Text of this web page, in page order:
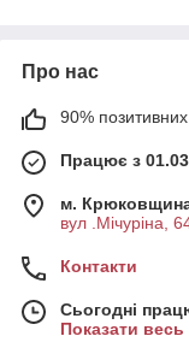
Про нас
90% позитивних
Працює з
м.
вул .Мічуріна,
Контакти
Сьогодні
Показати